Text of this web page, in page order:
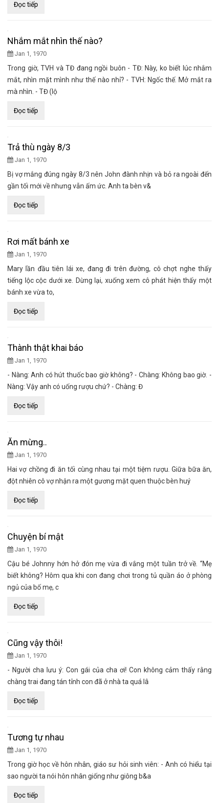
Đọc tiếp
Nhắm mắt nhìn thế nào?
Jan 1, 1970
Trong giờ, TVH và TĐ đang ngồi buôn - TĐ: Này, ko biết lúc nhắm
mắt, nhìn mặt mình như thế nào nhỉ? - TVH: Ngốc thế. Mở mắt ra
mà nhìn. - TĐ (lộ
Đọc tiếp
Trả thù ngày 8/3
Jan 1, 1970
Bị vợ mắng đúng ngày 8/3 nên John đành nhịn và bỏ ra ngoài đến
gần tối mới về nhưng vẫn ấm ức. Anh ta bèn v&
Đọc tiếp
Rơi mất bánh xe
Jan 1, 1970
Mary lần đầu tiên lái xe, đang đi trên đường, cô chợt nghe thấy
tiếng lộc cộc dưới xe. Dừng lại, xuống xem cô phát hiện thấy một
bánh xe vừa to,
Đọc tiếp
Thành thật khai báo
Jan 1, 1970
- Nàng: Anh có hút thuốc bao giờ không? - Chàng: Không bao giờ. -
Nàng: Vậy anh có uống rượu chứ? - Chàng: Đ
Đọc tiếp
Ăn mừng..
Jan 1, 1970
Hai vợ chồng đi ăn tối cùng nhau tại một tiệm rượu. Giữa bữa ăn,
đột nhiên cô vợ nhận ra một gương mặt quen thuộc bèn huý
Đọc tiếp
Chuyện bí mật
Jan 1, 1970
Cậu bé Johnny hớn hở đón mẹ vừa đi vắng một tuần trở về. “Mẹ
biết không? Hôm qua khi con đang chơi trong tủ quần áo ở phòng
ngủ của bố mẹ, c
Đọc tiếp
Cũng vậy thôi!
Jan 1, 1970
- Người cha lưu ý: Con gái của cha ơi! Con không cảm thấy rằng
chàng trai đang tán tỉnh con đã ở nhà ta quá lâ
Đọc tiếp
Tương tự nhau
Jan 1, 1970
Trong giờ học về hôn nhân, giáo sư hỏi sinh viên: - Anh có hiểu tại
sao người ta nói hôn nhân giống như giông b&a
Đọc tiếp